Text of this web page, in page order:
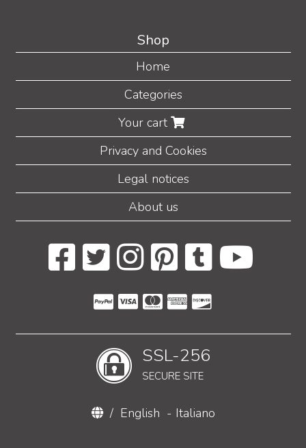
Shop
Home
Categories
Your cart
Privacy and Cookies
Legal notices
About us
SSL-256
SECURE SITE
/ English - Italiano